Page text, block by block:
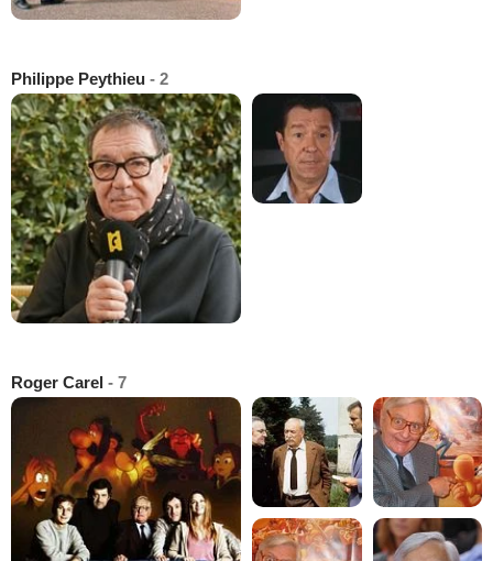
Philippe Peythieu - 2
Roger Carel - 7